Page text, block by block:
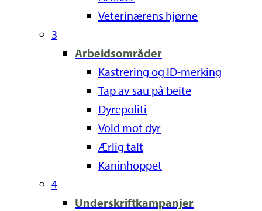
Veterinærens hjørne
3
Arbeidsområder
Kastrering og ID-merking
Tap av sau på beite
Dyrepoliti
Vold mot dyr
Ærlig talt
Kaninhoppet
4
Underskriftkampanjer